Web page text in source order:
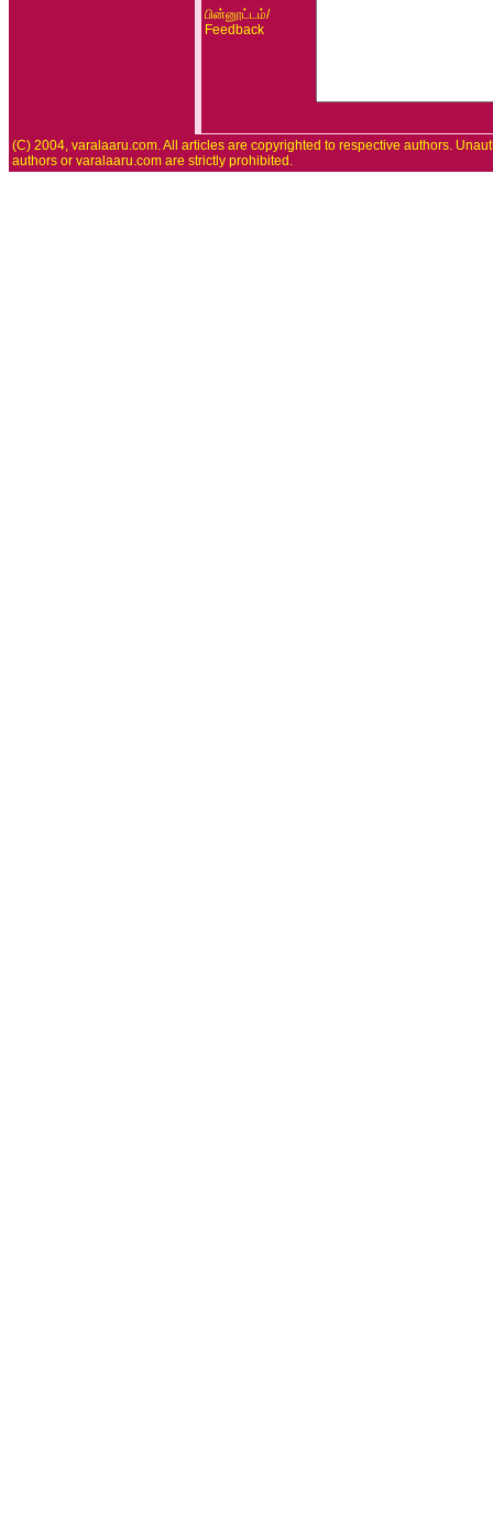
பின்னூட்டம்/
Feedback
(C) 2004, varalaaru.com. All articles are copyrighted to respective authors.
authors or varalaaru.com are strictly prohibited.